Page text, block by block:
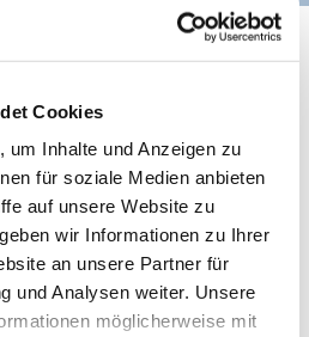
Cookies
um Inhalte und Anzeigen zu
für soziale Medien anbieten
auf unsere Website zu
wir Informationen zu Ihrer
an unsere Partner für
und Analysen weiter. Unsere
möglicherweise mit
Gottesdienst